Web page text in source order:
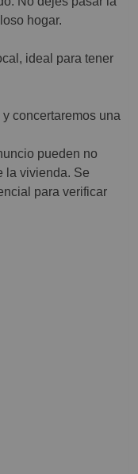
hogar.
ideal para tener
concertaremos una
pueden no
la vivienda. Se
para verificar